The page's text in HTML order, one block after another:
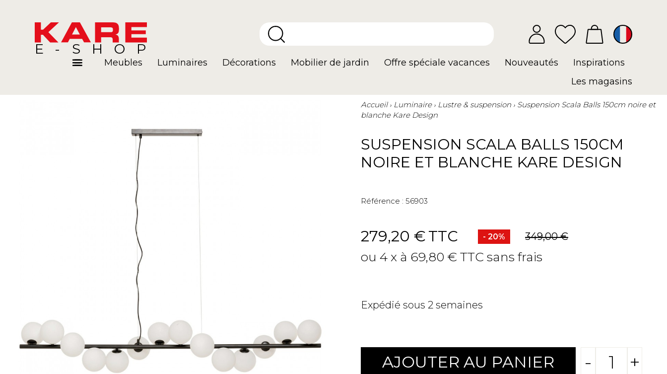
E-SHOP
Meubles Luminaires Décorations Mobilier de jardin Offre spéciale vacances Nouveautés
Inspirations
Les magasins
Accueil Luminaire Lustre & suspension
Suspension Scala Balls 150cm noire et
blanche Kare Design
SUSPENSION SCALA BALLS 150CM
NOIRE ET BLANCHE KARE DESIGN
Référence : 56903
279,20 €TTC - 20% 349,00 €
ou 4 x à 69,80 € TTC sans frais
Expédié sous 2 semaines
AJOUTER AU PANIER - +